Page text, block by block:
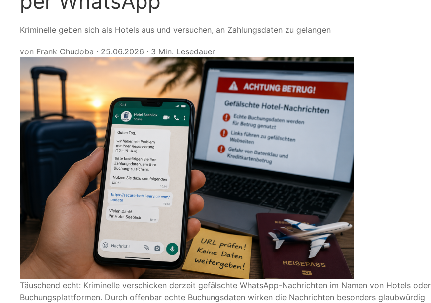
Kriminelle geben sich als Hotels aus und versuchen, an Zahlungsdaten zu gelangen
von Frank Chudoba · 25.06.2026 · 3 Min. Lesedauer
Täuschend echt: Kriminelle verschicken derzeit gefälschte WhatsApp-Nachrichten im Namen von Hotels oder
Buchungsplattformen. Durch offenbar echte Buchungsdaten wirken die Nachrichten besonders glaubwürdig